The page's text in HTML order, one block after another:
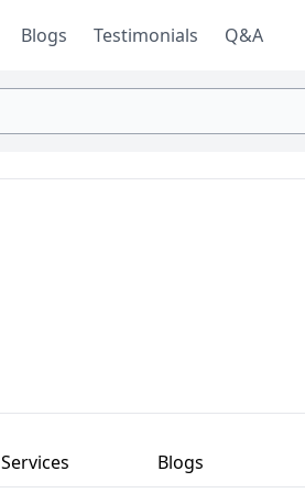
Blogs Testimonials Q&A
Services Blogs